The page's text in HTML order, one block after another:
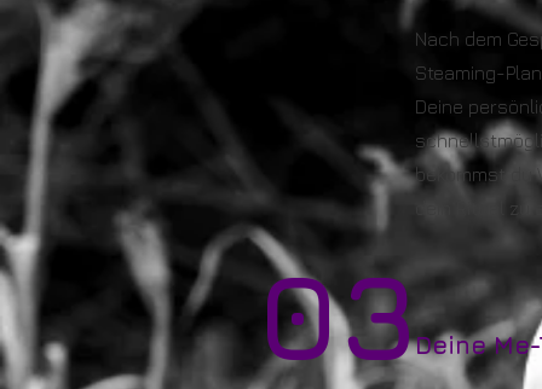
Nach dem
Steaming-
Deine
bekommst du
Deine
03